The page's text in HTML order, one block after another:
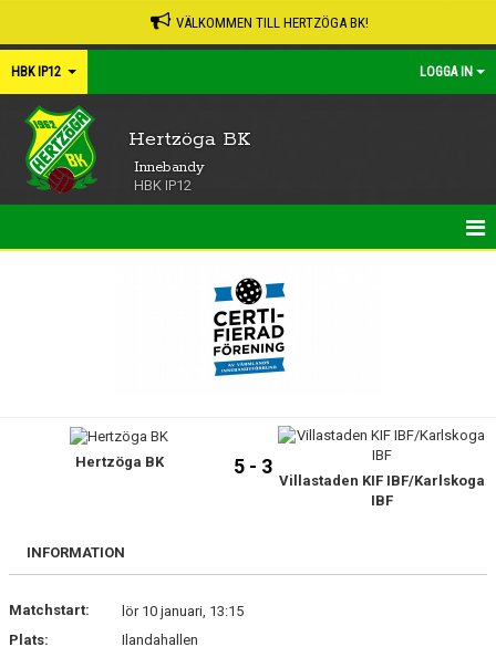
VÄLKOMMEN TILL HERTZÖGA BK!
HBK IP12 LOGGA IN
Hertzöga BK
Innebandy
HBK IP12
DOKUMENT
KONTAKT
Hertzöga BK 5 - 3
Villastaden KIF IBF/Karlskoga
IBF
INFORMATION
Matchstart:
lör 10 januari, 13:15
Plats:
Ilandahallen